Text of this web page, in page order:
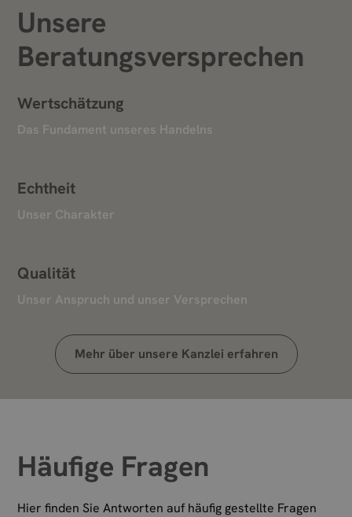
Unsere
Beratungsversprechen
Wertschätzung
Das Fundament unseres Handelns
Echtheit
Unser Charakter
Qualität
Unser Anspruch und unser Versprechen
Mehr über unsere Kanzlei erfahren
Häufige Fragen
Hier finden Sie Antworten auf häufig gestellte Fragen